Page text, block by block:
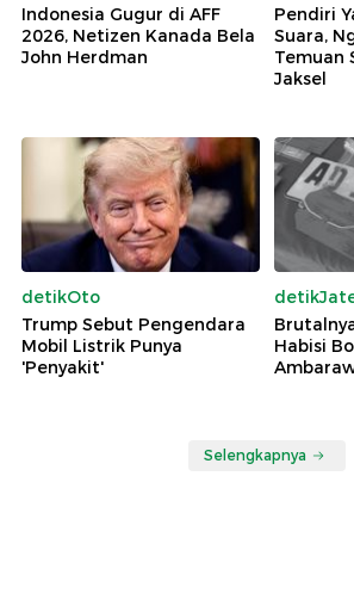
Indonesia Gugur di AFF
2026, Netizen Kanada Bela
John Herdman
Pendiri
Suara,
Temuan
Jaksel
detikOto
Trump Sebut Pengendara
Mobil Listrik Punya
'Penyakit'
Habisi
Selengkapnya